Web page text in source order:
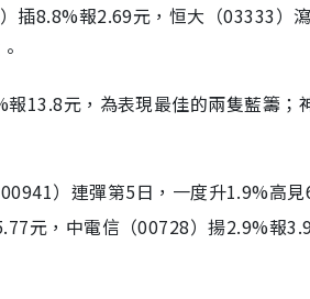
插8.8%報2.69元，恒大（03333）瀉
13.8元，為表現最佳的兩隻藍籌；
）連彈第5日，一度升1.9%高
元，中電信（00728）揚2.9%報